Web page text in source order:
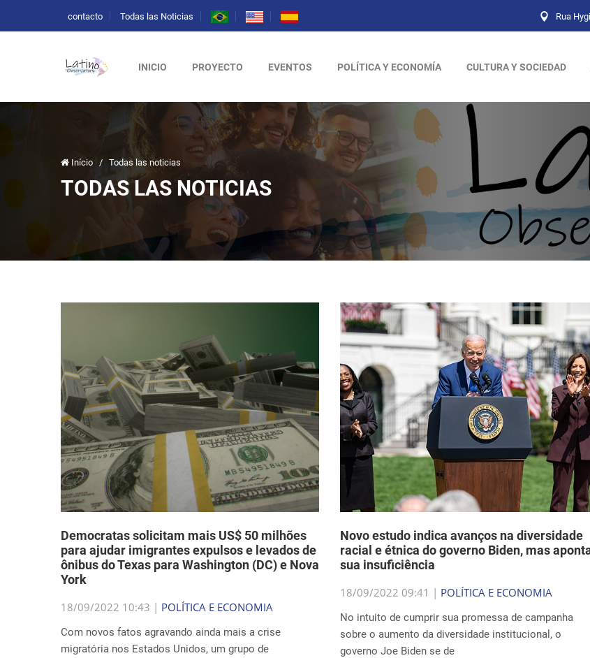
contacto Todas las Noticias Rua
INICIO PROYECTO EVENTOS POLÍTICA Y ECONOMÍA CULTURA Y SOCIEDAD
Início / Todas las noticias
TODAS LAS NOTICIAS
Democratas solicitam mais US$ 50 milhões
para ajudar imigrantes expulsos e levados de
ônibus do Texas para Washington (DC) e Nova
York
18/09/2022 10:43 | POLÍTICA E ECONOMIA
Com novos fatos agravando ainda mais a crise
migratória nos Estados Unidos, um grupo de
Novo estudo indica avanços na diversidade
racial e étnica do governo Biden, mas
sua insuficiência
18/09/2022 09:41 | POLÍTICA E ECONOMIA
No intuito de cumprir sua promessa de campanha
sobre o aumento da diversidade institucional, o
governo Joe Biden se de